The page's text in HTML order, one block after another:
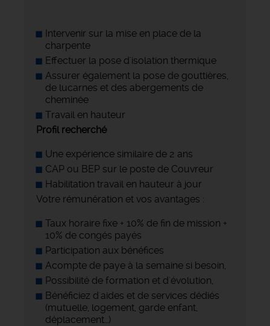
Intervenir sur la mise en place de la
charpente
Effectuer la pose d'isolation thermique
Assurer également la pose de gouttières,
de lucarnes et des abergements de
cheminée
Travail en hauteur
Profil recherché
Une expérience similaire de 2 ans
CAP ou BEP sur le poste de Couvreur
Habilitation travail en hauteur à jour
Votre rémunération et vos avantages :
Taux horaire fixe + 10% de fin de mission +
10% de congés payés
Participation aux bénéfices
Acompte de paye à la semaine si besoin,
Possibilité de formation et d'évolution,
Bénéficiez d'aides et de services dédiés
(mutuelle, logement, garde enfant,
déplacement…)